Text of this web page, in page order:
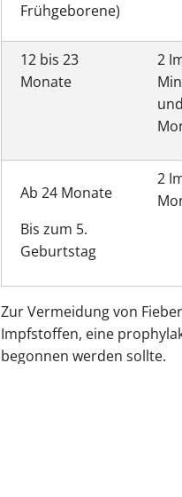
Frühgeborene)
12 bis 23
Monate
2
Ab 24 Monate
Bis zum 5.
Geburtstag
2
Zur Vermeidung von
Impfstoffen, eine
begonnen werden sollte.